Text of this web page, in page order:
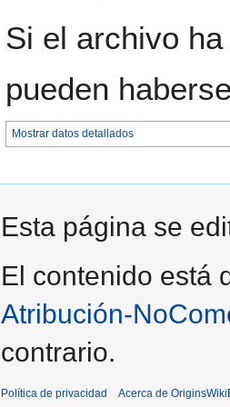
Si el archivo
pueden
Mostrar datos detallados
Esta página se
El contenido está
Atribución-
contrario.
Política de privacidad Acerca de